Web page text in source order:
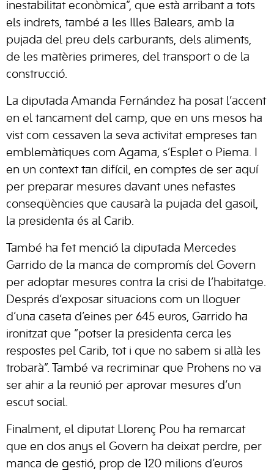
inestabilitat econòmica”, que està arribant a tots
els indrets, també a les Illes Balears, amb la
pujada del preu dels carburants, dels aliments,
de les matèries primeres, del transport o de la
construcció.
La diputada Amanda Fernández ha posat l’accent
en el tancament del camp, que en uns mesos ha
vist com cessaven la seva activitat empreses tan
emblemàtiques com Agama, s’Esplet o Piema. I
en un context tan difícil, en comptes de ser aquí
per preparar mesures davant unes nefastes
conseqüències que causarà la pujada del gasoil,
la presidenta és al Carib.
També ha fet menció la diputada Mercedes
Garrido de la manca de compromís del Govern
per adoptar mesures contra la crisi de l’habitatge.
Després d’exposar situacions com un lloguer
d’una caseta d’eines per 645 euros, Garrido ha
ironitzat que “potser la presidenta cerca les
respostes pel Carib, tot i que no sabem si allà les
trobarà”. També va recriminar que Prohens no va
ser ahir a la reunió per aprovar mesures d’un
escut social.
Finalment, el diputat Llorenç Pou ha remarcat
que en dos anys el Govern ha deixat perdre, per
manca de gestió, prop de 120 milions d’euros